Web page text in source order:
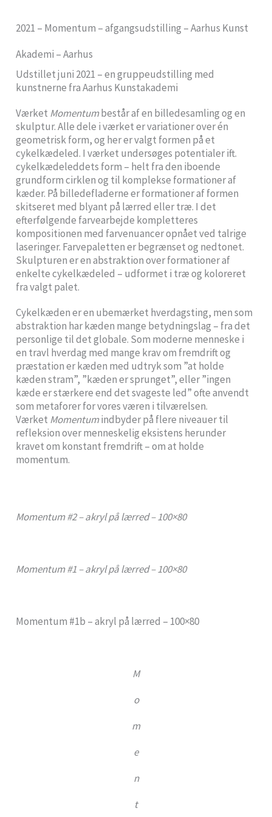
2021 – Momentum – afgangsudstilling – Aarhus Kunst
Akademi – Aarhus
Udstillet juni 2021 – en gruppeudstilling med
kunstnerne fra Aarhus Kunstakademi
Værket Momentumbestår af en billedesamling og en
skulptur. Alle dele i værket er variationer over én
geometrisk form, og her er valgt formen på et
cykelkædeled. I værket undersøges potentialer ift.
cykelkædeleddets form – helt fra den iboende
grundform cirklen og til komplekse formationer af
kæder. På billedefladerne er formationer af formen
skitseret med blyant på lærred eller træ. I det
efterfølgende farvearbejde kompletteres
kompositionen med farvenuancer opnået ved talrige
laseringer. Farvepaletten er begrænset og nedtonet.
Skulpturen er en abstraktion over formationer af
enkelte cykelkædeled – udformet i træ og koloreret
fra valgt palet.
Cykelkæden er en ubemærket hverdagsting, men som
abstraktion har kæden mange betydningslag – fra det
personlige til det globale. Som moderne menneske i
en travl hverdag med mange krav om fremdrift og
præstation er kæden med udtryk som ”at holde
kæden stram”, ”kæden er sprunget”, eller ”ingen
kæde er stærkere end det svageste led” ofte anvendt
som metaforer for vores væren i tilværelsen.
Værket Momentumindbyder på flere niveauer til
refleksion over menneskelig eksistens herunder
kravet om konstant fremdrift – om at holde
momentum.
Momentum #2 – akryl på lærred – 100×80
Momentum #1 – akryl på lærred – 100×80
Momentum #1b – akryl på lærred – 100×80
M
o
m
e
n
t